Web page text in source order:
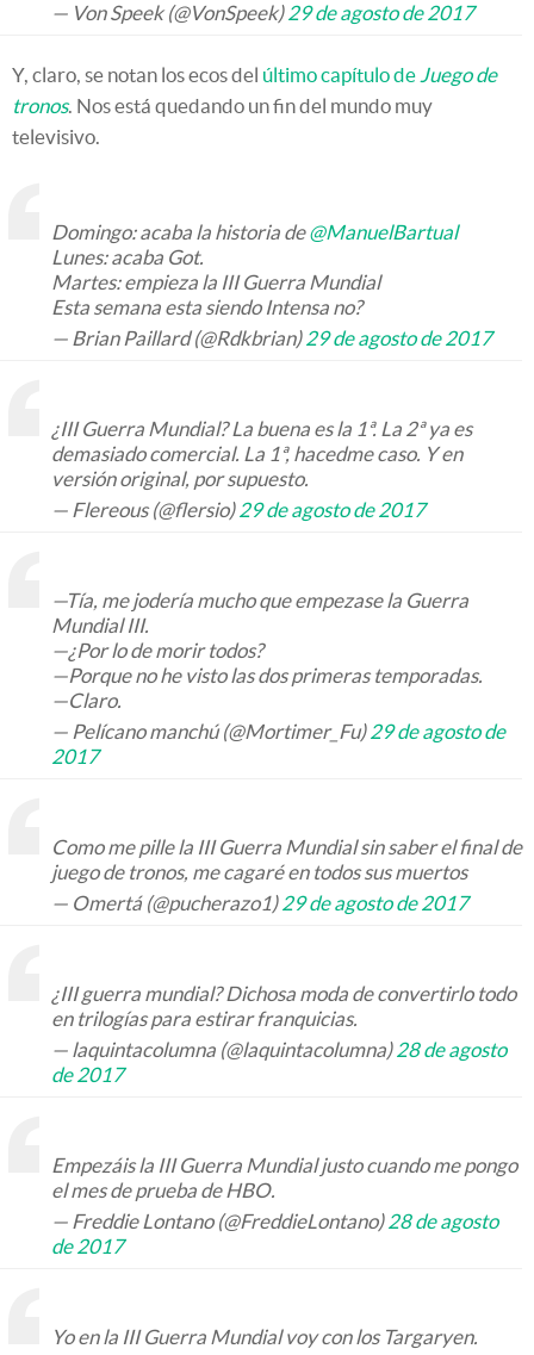
— Von Speek (@VonSpeek)29 de agosto de 2017
Y, claro, se notan los ecos del último capítulo de Juego de
tronos. Nos está quedando un fin del mundo muy
televisivo.
Domingo: acaba la historia de@ManuelBartual
Lunes: acaba Got.
Martes: empieza la III Guerra Mundial
Esta semana esta siendo Intensa no?
— Brian Paillard (@Rdkbrian)29 de agosto de 2017
¿III Guerra Mundial? La buena es la 1ª. La 2ª ya es
demasiado comercial. La 1ª, hacedme caso. Y en
versión original, por supuesto.
— Flereous (@flersio)29 de agosto de 2017
—Tía, me jodería mucho que empezase la Guerra
Mundial III.
—¿Por lo de morir todos?
—Porque no he visto las dos primeras temporadas.
—Claro.
— Pelícano manchú (@Mortimer_Fu)29 de agosto de
2017
Como me pille la III Guerra Mundial sin saber el final de
juego de tronos, me cagaré en todos sus muertos
— Omertá (@pucherazo1)29 de agosto de 2017
¿III guerra mundial? Dichosa moda de convertirlo todo
en trilogías para estirar franquicias.
— laquintacolumna (@laquintacolumna)28 de agosto
de 2017
Empezáis la III Guerra Mundial justo cuando me pongo
el mes de prueba de HBO.
— Freddie Lontano (@FreddieLontano)28 de agosto
de 2017
Yo en la III Guerra Mundial voy con los Targaryen.